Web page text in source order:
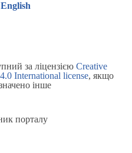
за ліцензією Creative
International license, якщо
інше
порталу